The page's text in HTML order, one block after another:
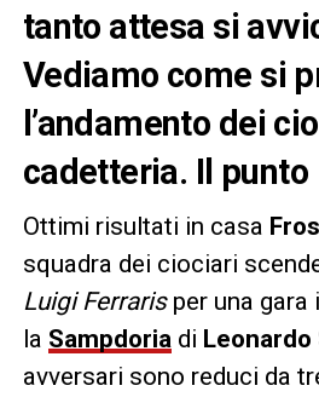
tanto attesa si
Vediamo come si
l’andamento dei
cadetteria. Il punto
Ottimi risultati in casa
squadra dei ciociari
Luigi Ferrarisper una gara
la Sampdoriadi Leonardo
avversari sono reduci da